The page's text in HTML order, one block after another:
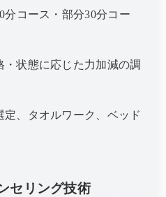
分コース・部分30分コー
・状態に応じた力加減の調
定、タオルワーク、ベッド
セリング技術